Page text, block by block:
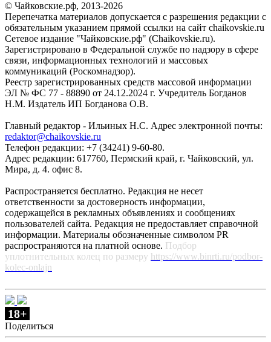
© Чайковские.рф, 2013-2026
Перепечатка материалов допускается с разрешения редакции с
обязательным указанием прямой ссылки на сайт chaikovskie.ru
Сетевое издание "Чайковские.рф" (Chaikovskie.ru).
Зарегистрировано в Федеральной службе по надзору в сфере
связи, информационных технологий и массовых
коммуникаций (Роскомнадзор).
Реестр зарегистрированных средств массовой информации
ЭЛ № ФС 77 - 88890 от 24.12.2024 г. Учредитель Богданов
Н.М. Издатель ИП Богданова О.В.
Главный редактор - Ильиных Н.С. Адрес электронной почты:
redaktor@chaikovskie.ru
Телефон редакции: +7 (34241) 9-60-80.
Адрес редакции: 617760, Пермский край, г. Чайковский, ул.
Мира, д. 4. офис 8.
Распространяется бесплатно. Редакция не несет
ответственности за достоверность информации,
содержащейся в рекламных объявлениях и сообщениях
пользователей сайта. Редакция не предоставляет справочной
информации. Материалы обозначенные символом PR
распространяются на платной основе. Подбор
уплотнительных колец по размеру https://www.binrti.ru/podbor-
kolec-onlajn
18+
Поделиться